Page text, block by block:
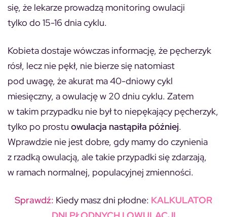
się, że lekarze prowadzą monitoring owulacji
tylko do 15-16 dnia cyklu.
Kobieta dostaje wówczas informację, że pęcherzyk
rósł, lecz nie pękł, nie bierze się natomiast
pod uwagę, że akurat ma 40-dniowy cykl
miesięczny, a owulację w 20 dniu cyklu. Zatem
w takim przypadku nie był to niepękający pęcherzyk,
tylko po prostu owulacja nastąpiła później.
Wprawdzie nie jest dobre, gdy mamy do czynienia
z rzadką owulacją, ale takie przypadki się zdarzają,
w ramach normalnej, populacyjnej zmienności.
Sprawdź: Kiedy masz dni płodne: KALKULATOR